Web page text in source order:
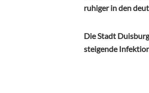
ruhiger in den
Die Stadt
steigende